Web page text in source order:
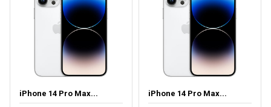
iPhone 14 Pro Max... iPhone 14 Pro Max...